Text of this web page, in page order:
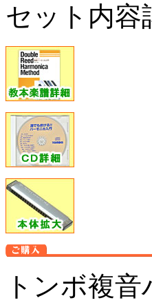
セット内容
トンボ複